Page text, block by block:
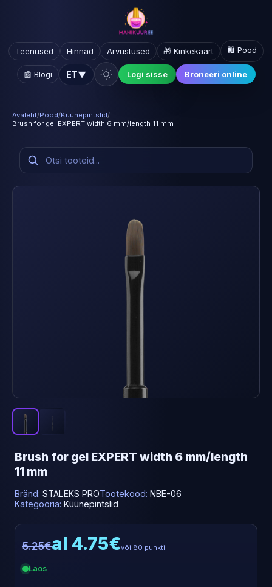
Teenused Hinnad Arvustused 🎁 Kinkekaart 🛍️ Pood
📰 Blogi ET▼ Logi sisse Broneeri online
Avaleht/Pood/Küünepintslid/
Brush for gel EXPERT width 6 mm/length 11 mm
Brush for gel EXPERT width 6 mm/length
11 mm
Bränd: STALEKS PROTootekood: NBE-06
Kategooria: Küünepintslid
5.25€al 4.75€või 80 punkti
Laos